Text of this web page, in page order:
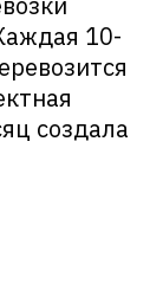
10-
создала